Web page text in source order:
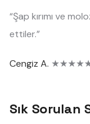
“Şap kırımı ve
ettiler.”
Cengiz A.
Sık Sorulan